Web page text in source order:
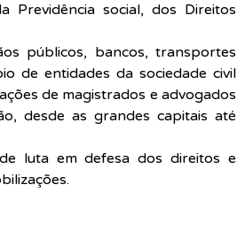
Previdência social, dos Direitos
públicos, bancos, transportes
de entidades da sociedade civil
de magistrados e advogados
desde as grandes capitais até
luta em defesa dos direitos e